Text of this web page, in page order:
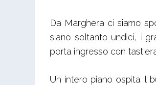
Da Marghera ci siamo
siano soltanto undici, i
porta ingresso con
Un intero piano ospita il